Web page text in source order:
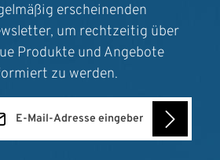
erscheinenden
um rechtzeitig über
Produkte und Angebote
zu werden.